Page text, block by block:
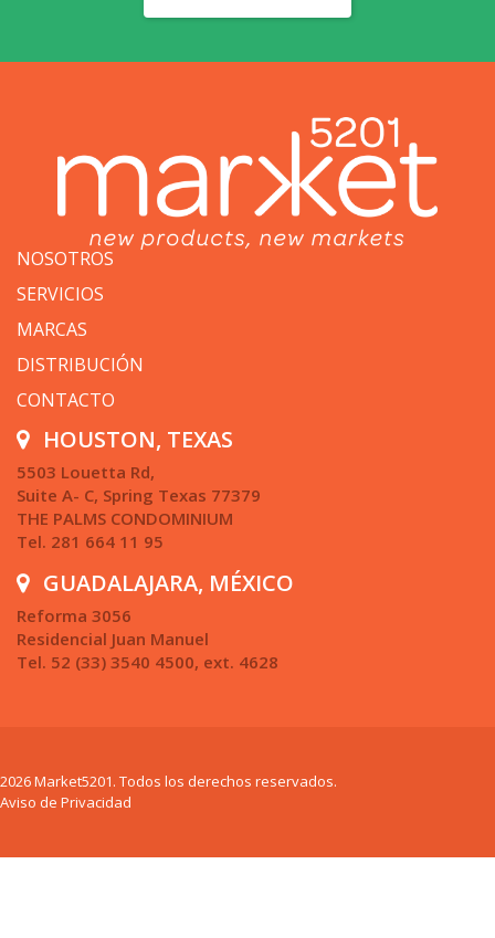
NOSOTROS
SERVICIOS
MARCAS
DISTRIBUCIÓN
CONTACTO
HOUSTON, TEXAS
5503 Louetta Rd,
Suite A- C, Spring Texas 77379
THE PALMS CONDOMINIUM
Tel. 281 664 11 95
GUADALAJARA, MÉXICO
Reforma 3056
Residencial Juan Manuel
Tel. 52 (33) 3540 4500, ext. 4628
2026 Market5201. Todos los derechos reservados.
Aviso de Privacidad